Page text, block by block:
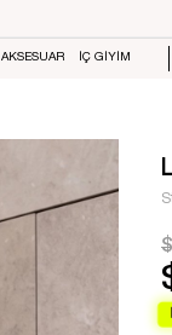
AKSESUAR İÇ GİYİM